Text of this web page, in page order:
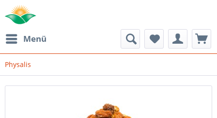
Menü
Physalis